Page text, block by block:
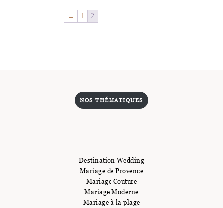
← 1 2
NOS THÉMATIQUES
Destination Wedding
Mariage de Provence
Mariage Couture
Mariage Moderne
Mariage à la plage